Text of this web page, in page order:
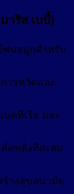
าริส เบบี้)
พ่นจมูกสำหรับ
ารหวัดและ
คทีเรีย และ
ดหลั่งที่สะสม
างสุขอนามัย